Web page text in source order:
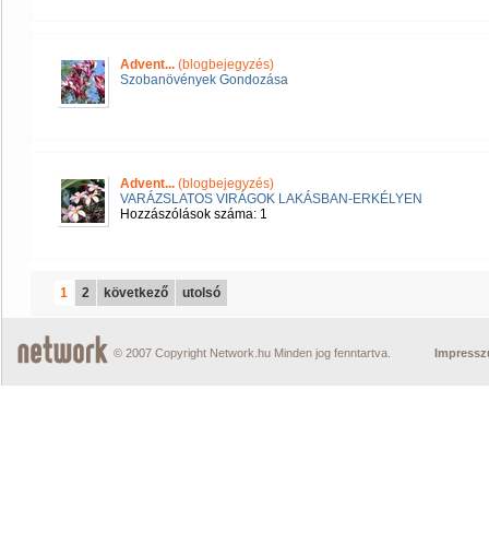
Advent... (blogbejegyzés)
Szobanövények Gondozása
Advent... (blogbejegyzés)
VARÁZSLATOS VIRÁGOK LAKÁSBAN-ERKÉLYEN
Hozzászólások száma: 1
1 2 következő utolsó
© 2007 Copyright Network.hu Minden jog fenntartva.